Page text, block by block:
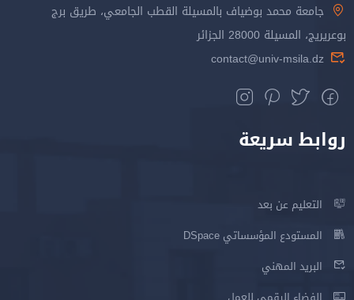
جامعة محمد بوضياف بالمسيلة القطب الجامعي، طريق برج
بوعريريج، المسيلة 28000 الجزائر
contact@univ-msila.dz
روابط سريعة
التعليم عن بعد
المستودع المؤسساتي DSpace
البريد المهني